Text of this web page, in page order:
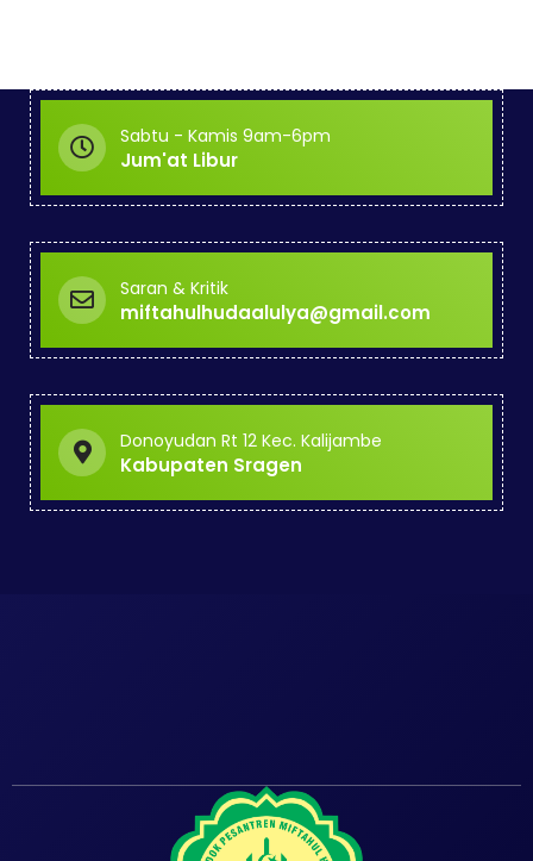
Sabtu - Kamis 9am-6pm
Jum'at Libur
Saran & Kritik
miftahulhudaalulya@gmail.com
Donoyudan Rt 12 Kec. Kalijambe
Kabupaten Sragen